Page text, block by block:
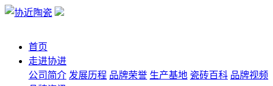
首页
走进协进
公司简介 发展历程 品牌荣誉 生产基地 瓷砖百科 品牌视频